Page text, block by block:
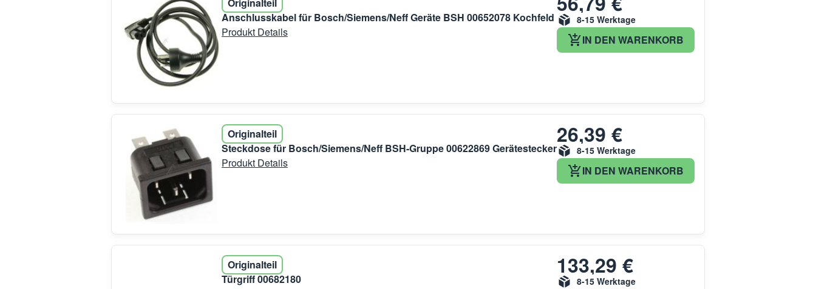
Anschlusskabel für Bosch/Siemens/Neff Geräte BSH 00652078 Kochfeld
Produkt Details
8-15 Werktage
IN DEN WARENKORB
Originalteil
Steckdose für Bosch/Siemens/Neff BSH-Gruppe 00622869 Gerätestecker
Produkt Details
26,39 €
8-15 Werktage
IN DEN WARENKORB
Originalteil
Türgriff 00682180
133,29 €
8-15 Werktage